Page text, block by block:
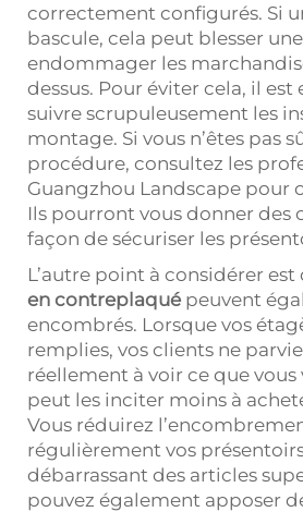
correctement configurés. Si
bascule, cela peut blesser
endommager les
dessus. Pour éviter cela, il est
suivre scrupuleusement les
montage. Si vous n’êtes pas
procédure, consultez les
Guangzhou Landscape pour
Ils pourront vous donner des
façon de sécuriser les
L’autre point à considérer est
en contreplaqué peuvent
encombrés. Lorsque vos
remplies, vos clients ne
réellement à voir ce que vous
peut les inciter moins à
Vous réduirez
régulièrement vos
débarrassant des articles
pouvez également apposer